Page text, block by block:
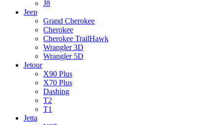
J8
Jeep
Grand Cherokee
Cherokee
Cherokee TrailHawk
Wrangler 3D
Wrangler 5D
Jetour
X90 Plus
X70 Plus
Dashing
T2
T1
Jetta